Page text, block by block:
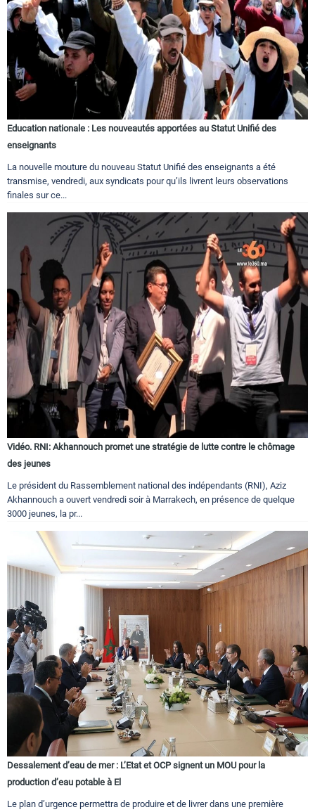
Education nationale : Les nouveautés apportées au Statut Unifié des
enseignants
La nouvelle mouture du nouveau Statut Unifié des enseignants a été
transmise, vendredi, aux syndicats pour qu’ils livrent leurs observations
finales sur ce...
Vidéo. RNI: Akhannouch promet une stratégie de lutte contre le chômage
des jeunes
Le président du Rassemblement national des indépendants (RNI), Aziz
Akhannouch a ouvert vendredi soir à Marrakech, en présence de quelque
3000 jeunes, la pr...
Dessalement d’eau de mer : L’Etat et OCP signent un MOU pour la
production d’eau potable à El
Le plan d’urgence permettra de produire et de livrer dans une première